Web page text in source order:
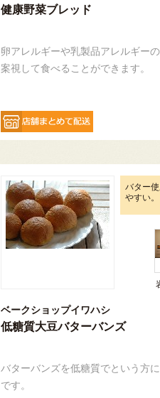
健康野菜ブレッド
卵アレルギーや乳製品アレルギー
案視して食べることができます。
バター
やすい。
ベークショップイワハシ
低糖質大豆バターバンズ
バターバンズを低糖質でという方
です。